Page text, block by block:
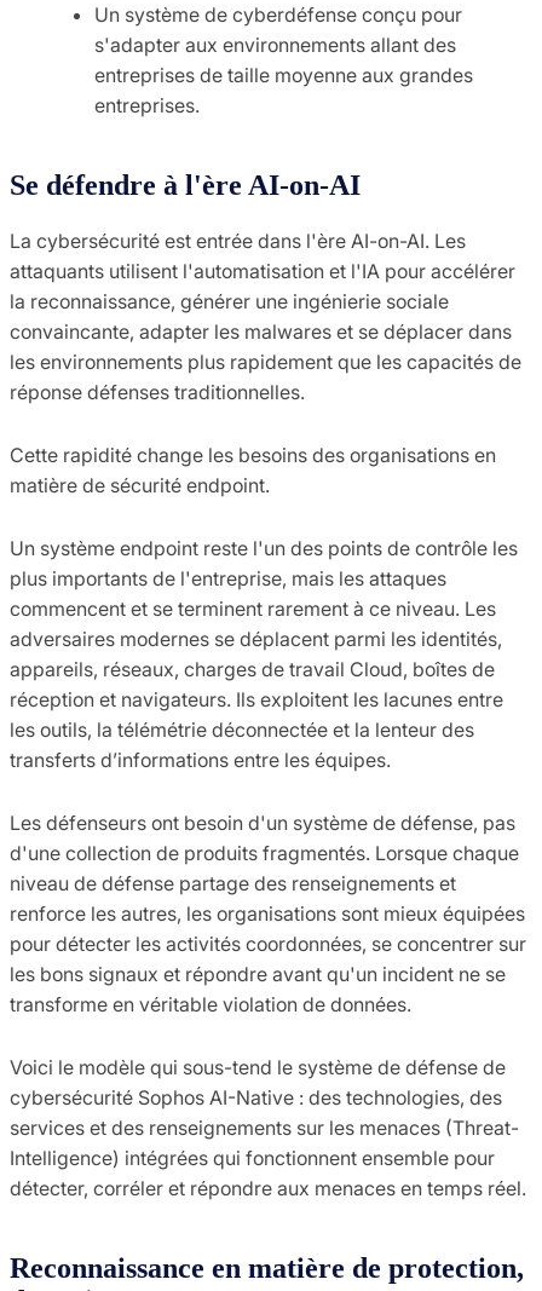
Un système de cyberdéfense conçu pour
s'adapter aux environnements allant des
entreprises de taille moyenne aux grandes
entreprises.
Se défendre à l'ère AI-on-AI
La cybersécurité est entrée dans l'ère AI-on-AI. Les
attaquants utilisent l'automatisation et l'IA pour accélérer
la reconnaissance, générer une ingénierie sociale
convaincante, adapter les malwares et se déplacer dans
les environnements plus rapidement que les capacités de
réponse défenses traditionnelles.
Cette rapidité change les besoins des organisations en
matière de sécurité endpoint.
Un système endpoint reste l'un des points de contrôle les
plus importants de l'entreprise, mais les attaques
commencent et se terminent rarement à ce niveau. Les
adversaires modernes se déplacent parmi les identités,
appareils, réseaux, charges de travail Cloud, boîtes de
réception et navigateurs. Ils exploitent les lacunes entre
les outils, la télémétrie déconnectée et la lenteur des
transferts d’informations entre les équipes.
Les défenseurs ont besoin d'un système de défense, pas
d'une collection de produits fragmentés. Lorsque chaque
niveau de défense partage des renseignements et
renforce les autres, les organisations sont mieux équipées
pour détecter les activités coordonnées, se concentrer sur
les bons signaux et répondre avant qu'un incident ne se
transforme en véritable violation de données.
Voici le modèle qui sous-tend le système de défense de
cybersécurité Sophos AI-Native : des technologies, des
services et des renseignements sur les menaces (Threat-
Intelligence) intégrées qui fonctionnent ensemble pour
détecter, corréler et répondre aux menaces en temps réel.
Reconnaissance en matière de protection,